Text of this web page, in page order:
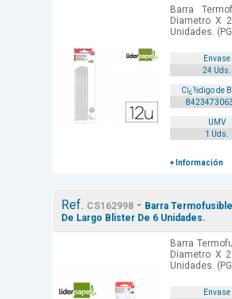
Barra
Diametro X
Unidades.
Envase
24 Uds.
Cï¿½digo de
UMV
1 Uds.
+ Información
Ref. CS162998 - Barra
De Largo Blister De 6 Unidades.
Barra
Diametro X
Unidades.
Envase